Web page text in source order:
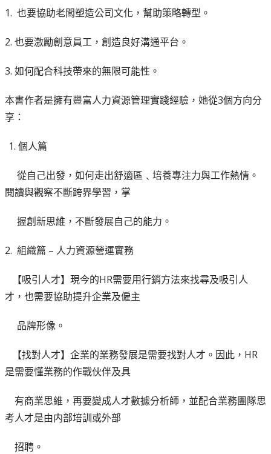
1. 也要協助老闆塑造公司文化，幫助策略轉型。
2. 也要激勵創意員工，創造良好溝通平台。
3. 如何配合科技帶來的無限可能性。
本書作者是擁有豐富人力資源管理實踐經驗，她從3個方向分
享：
個人篇
從自己出發，如何走出舒適區﹑培養專注力與工作熱情。
閱讀與觀察不斷跨界學習，掌
握創新思維，不斷發展自己的能力。
2. 組織篇 – 人力資源營運實務
【吸引人才】現今的HR需要用行銷方法來找尋及吸引人
才，也需要協助提升企業及僱主
品牌形像。
【找對人才】企業的業務發展是需要找對人才。因此，HR
是需要懂業務的作戰伙伴及具
有商業思維，再要變成人才數據分析師，並配合業務團隊思
考人才是由内部培訓或外部
招聘。